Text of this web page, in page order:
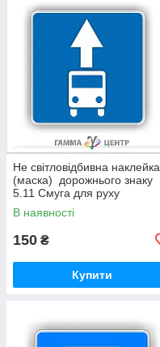
Не світловідбивна наклейка
(маска) дорожнього знаку
5.11 Смуга для руху
маршрутних транспортних
засобів
В наявності
150 ₴
Купити